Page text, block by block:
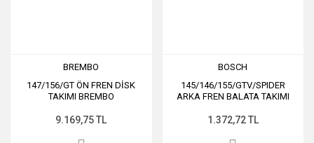
BREMBO
147/156/GT ÖN FREN DİSK
TAKIMI BREMBO
9.169,75 TL
BOSCH
145/146/155/GTV/SPIDER
ARKA FREN BALATA TAKIMI
1.372,72 TL